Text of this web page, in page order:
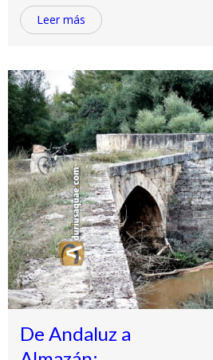
Leer más
De Andaluz a